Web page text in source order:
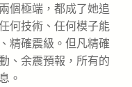
個極端，都成了她追
何技術、任何模子能
精確震級。但凡精確
、余震預報，所有的
。